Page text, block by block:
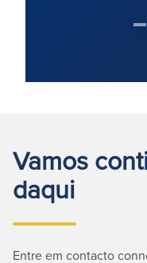
Vamos
daqui
Entre em contacto